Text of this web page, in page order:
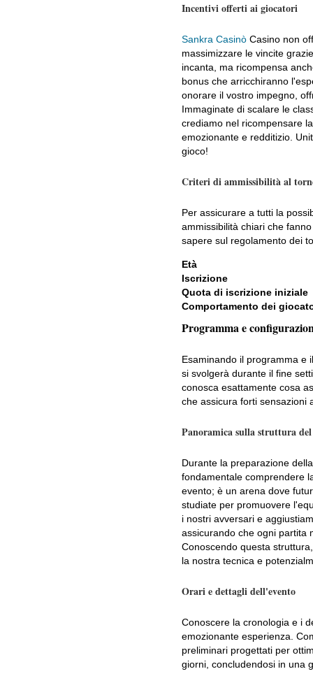
Incentivi offerti ai giocatori
Sankra Casinò Casino non
massimizzare le vincite
incanta, ma ricompensa
bonus che arricchiranno
onorare il vostro impegno,
Immaginate di scalare le
crediamo nel ricompensare
emozionante e redditizio.
gioco!
Criteri di ammissibilità al
Per assicurare a tutti la
ammissibilità chiari che
sapere sul regolamento dei
Età
Iscrizione
Quota di iscrizione iniziale
Comportamento dei
Programma e
Esaminando il programma e
si svolgerà durante il fine
conosca esattamente cosa
che assicura forti sensazioni
Panoramica sulla struttura
Durante la preparazione
fondamentale comprendere
evento; è un arena dove
studiate per promuovere
i nostri avversari e
assicurando che ogni partita
Conoscendo questa
la nostra tecnica e
Orari e dettagli dell'evento
Conoscere la cronologia e i
emozionante esperienza.
preliminari progettati per
giorni, concludendosi in una